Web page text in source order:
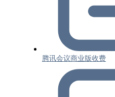
腾讯会议商业版收费